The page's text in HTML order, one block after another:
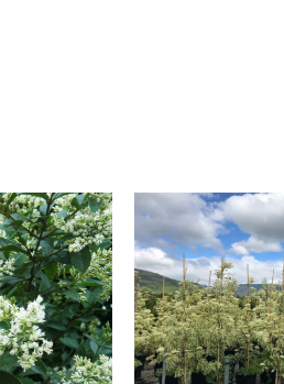
Nessun prodotto
Torna Alla Lista Web